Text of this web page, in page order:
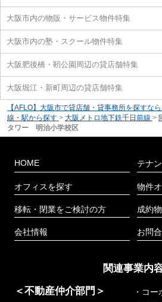
大阪市内の物販・サービス物件特集
大阪市内の塾・スクール物件特集
大阪肥後橋・靭公園周辺の貸店舗特集
大阪堀江・新町周辺の貸店舗特集
【AFLO】大阪市で貸店舗・貸事務所を探すな
線・駅から探す > 大阪メトロ地下鉄千日前線 >
タワー 明治小学校区
HOME
オフィスを探す
移転・閉業をご検討の方
会社情報
テナ
物件
成約
お問
関連事業内
＜不動産仲介部門＞
・コ